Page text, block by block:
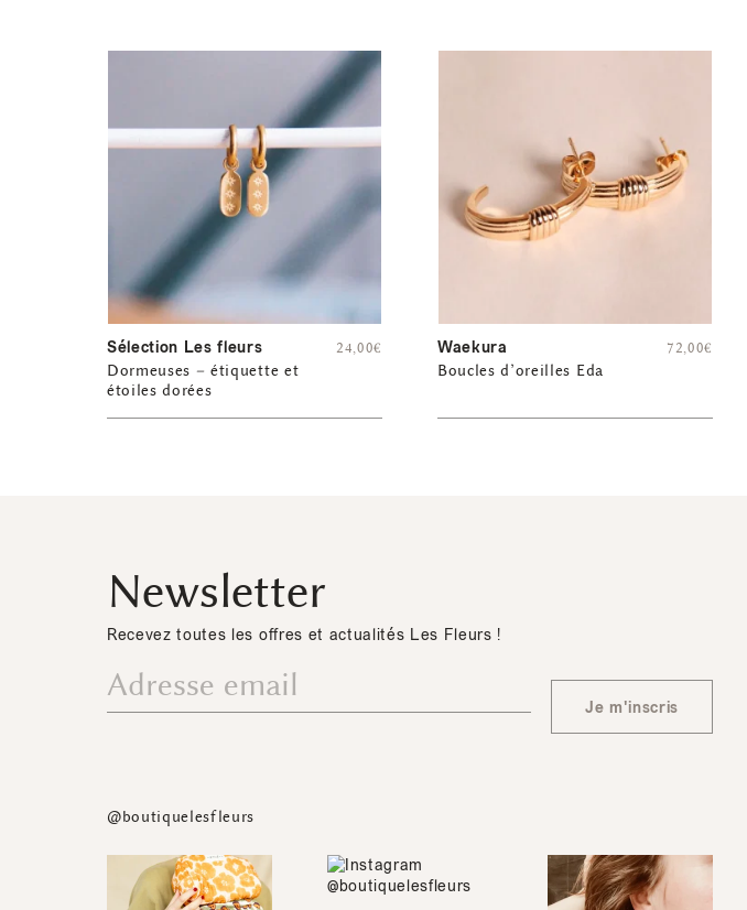
Sélection Les fleurs
Dormeuses – étiquette et
étoiles dorées
24,00€ Waekura
Boucles d’oreilles Eda
72,00€
Newsletter
Recevez toutes les offres et actualités Les Fleurs !
Je m'inscris
@boutiquelesfleurs